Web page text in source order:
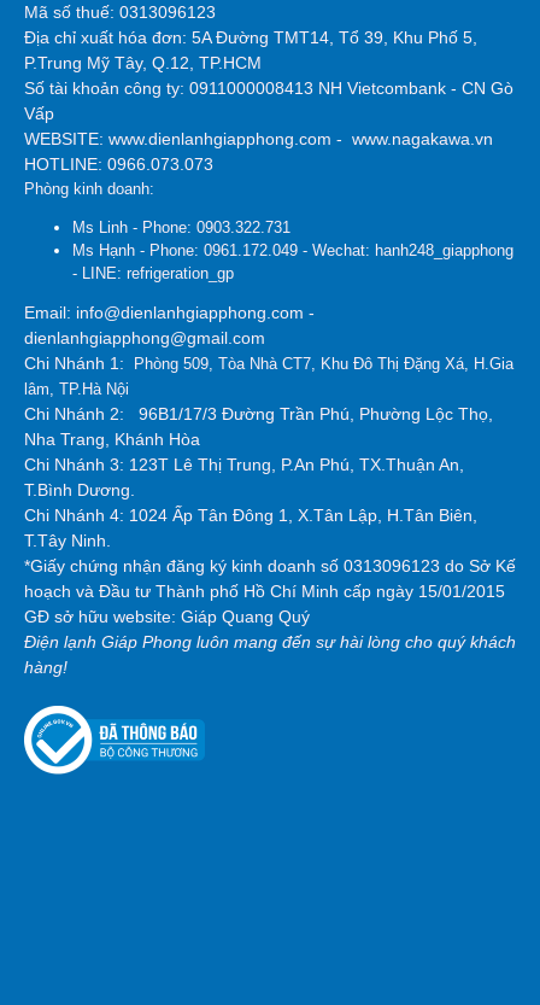
Mã số thuế: 0313096123
Địa chỉ xuất hóa đơn: 5A Đường TMT14, Tổ 39, Khu Phố 5,
P.Trung Mỹ Tây, Q.12, TP.HCM
Số tài khoản công ty: 0911000008413 NH Vietcombank - CN Gò
Vấp
WEBSITE: www.dienlanhgiapphong.com - www.nagakawa.vn
HOTLINE: 0966.073.073
Phòng kinh doanh:
Ms Linh - Phone: 0903.322.731
Ms Hạnh - Phone: 0961.172.049 - Wechat: hanh248_giapphong
- LINE: refrigeration_gp
Email: info@dienlanhgiapphong.com -
dienlanhgiapphong@gmail.com
Chi Nhánh 1:
Phòng 509, Tòa Nhà CT7, Khu Đô Thị Đặng Xá, H.Gia
lâm, TP.Hà Nội
Chi Nhánh 2:
96B1/17/3 Đường Trần Phú, Phường Lộc Thọ,
Nha Trang, Khánh Hòa
Chi Nhánh 3: 123T Lê Thị Trung, P.An Phú, TX.Thuận An,
T.Bình Dương.
Chi Nhánh 4: 1024 Ấp Tân Đông 1, X.Tân Lập, H.Tân Biên,
T.Tây Ninh.
*Giấy chứng nhận đăng ký kinh doanh số 0313096123 do Sở Kế
hoạch và Đầu tư Thành phố Hồ Chí Minh cấp ngày 15/01/2015
GĐ sở hữu website: Giáp Quang Quý
Điện lạnh Giáp Phong luôn mang đến sự hài lòng cho quý khách
hàng!